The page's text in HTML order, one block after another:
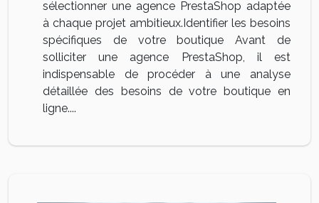
sélectionner une agence PrestaShop adaptée
à chaque projet ambitieux.Identifier les besoins
spécifiques de votre boutique Avant de
solliciter une agence PrestaShop, il est
indispensable de procéder à une analyse
détaillée des besoins de votre boutique en
ligne....